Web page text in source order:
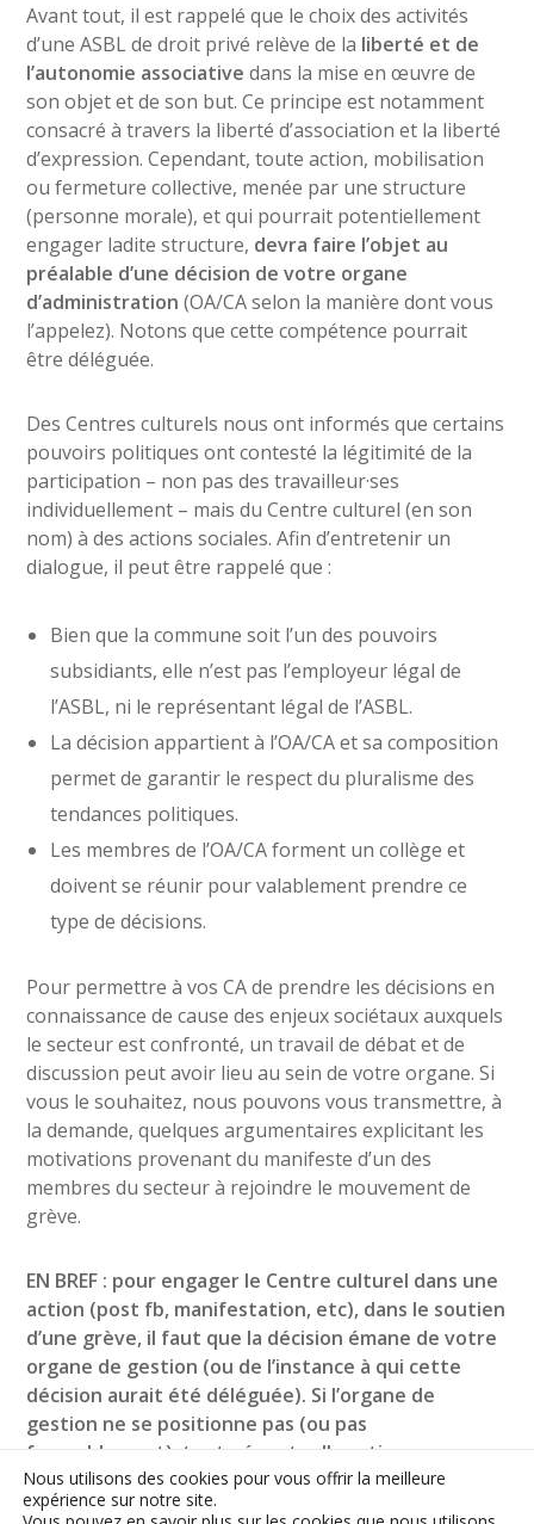
Avant tout, il est rappelé que le choix des activités
d’une ASBL de droit privé relève de la liberté et de
l’autonomie associative dans la mise en œuvre de
son objet et de son but. Ce principe est notamment
consacré à travers la liberté d’association et la liberté
d’expression. Cependant, toute action, mobilisation
ou fermeture collective, menée par une structure
(personne morale), et qui pourrait potentiellement
engager ladite structure, devra faire l’objet au
préalable d’une décision de votre organe
d’administration (OA/CA selon la manière dont vous
l’appelez). Notons que cette compétence pourrait
être déléguée.
Des Centres culturels nous ont informés que certains
pouvoirs politiques ont contesté la légitimité de la
participation – non pas des travailleur·ses
individuellement – mais du Centre culturel (en son
nom) à des actions sociales. Afin d’entretenir un
dialogue, il peut être rappelé que :
Bien que la commune soit l’un des pouvoirs
subsidiants, elle n’est pas l’employeur légal de
l’ASBL, ni le représentant légal de l’ASBL.
La décision appartient à l’OA/CA et sa composition
permet de garantir le respect du pluralisme des
tendances politiques.
Les membres de l’OA/CA forment un collège et
doivent se réunir pour valablement prendre ce
type de décisions.
Pour permettre à vos CA de prendre les décisions en
connaissance de cause des enjeux sociétaux auxquels
le secteur est confronté, un travail de débat et de
discussion peut avoir lieu au sein de votre organe. Si
vous le souhaitez, nous pouvons vous transmettre, à
la demande, quelques argumentaires explicitant les
motivations provenant du manifeste d’un des
membres du secteur à rejoindre le mouvement de
grève.
EN BREF : pour engager le Centre culturel dans une
action (post fb, manifestation, etc), dans le soutien
d’une grève, il faut que la décision émane de votre
organe de gestion (ou de l’instance à qui cette
décision aurait été déléguée). Si l’organe de
gestion ne se positionne pas (ou pas
favorablement), toute éventuelle action pourra
être faite par, et aux noms, des travailleur·ses du
Centre culturel, mais pas par, et au nom, du Centre
Nous utilisons des cookies pour vous offrir la meilleure
expérience sur notre site.